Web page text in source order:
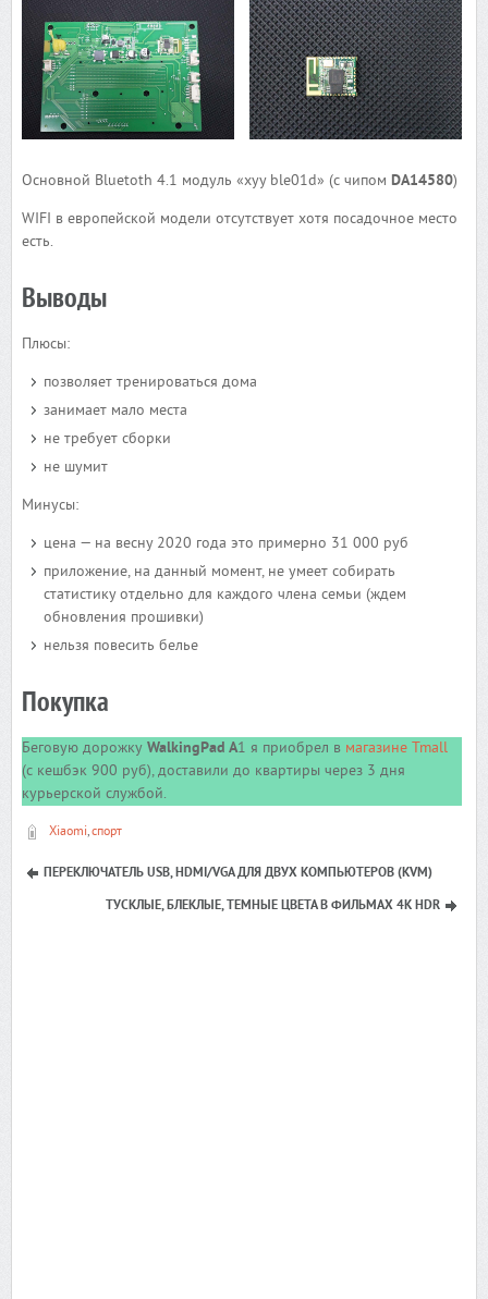
Основной Bluetoth 4.1 модуль «xyy ble01d» (с чипом DA14580)
WIFI в европейской модели отсутствует хотя посадочное место
есть.
Выводы
Плюсы:
позволяет тренироваться дома
занимает мало места
не требует сборки
не шумит
Минусы:
цена — на весну 2020 года это примерно 31 000 руб
приложение, на данный момент, не умеет собирать
статистику отдельно для каждого члена семьи (ждем
обновления прошивки)
нельзя повесить белье
Покупка
Беговую дорожкуWalkingPad A1 я приобрел в магазине Tmall
(с кешбэк 900 руб), доставили до квартиры через 3 дня
курьерской службой.
Xiaomi,спорт
ПЕРЕКЛЮЧАТЕЛЬ USB, HDMI/VGA ДЛЯ ДВУХ КОМПЬЮТЕРОВ (KVM)
ТУСКЛЫЕ, БЛЕКЛЫЕ, ТЕМНЫЕ ЦВЕТА В ФИЛЬМАХ 4K HDR